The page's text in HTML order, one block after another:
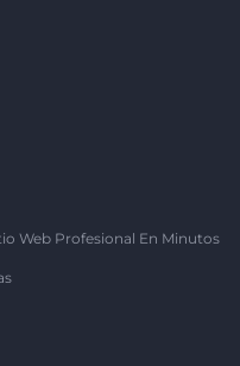
Web Profesional En Minutos